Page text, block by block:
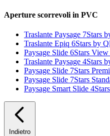
Aperture scorrevoli in PVC
Traslante Paysage 7Stars
Traslante Epiq 6Stars by
Paysage Slide 6Stars
Traslante Paysage 4Stars
Paysage Slide 7Stars
Paysage Slide 7Stars
Paysage Smart Slide
Indietro